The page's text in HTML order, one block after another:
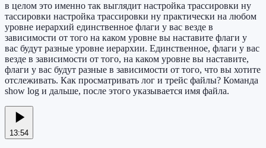
в целом это именно так выглядит настройка трассировки ну
тассировки настройка трассировки ну практически на любом
уровне иерархий единственное флаги у вас везде в
зависимости от того на каком уровне вы наставите флаги у
вас будут разные уровне иерархии. Единственное, флаги у вас
везде в зависимости от того, на каком уровне вы наставите,
флаги у вас будут разные в зависимости от того, что вы хотите
отслеживать. Как просматривать лог и трейс файлы? Команда
show log и дальше, после этого указывается имя файла.
13:54